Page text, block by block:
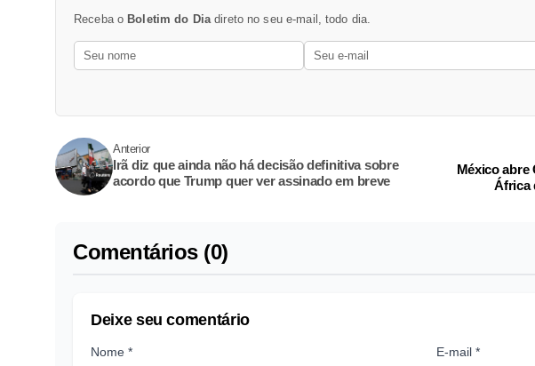
Receba o Boletim do Diadireto no seu e-mail, todo dia.
Anterior
Irã diz que ainda não há decisão definitiva sobre
acordo que Trump quer ver assinado em breve
México abre
África
Comentários (0)
Deixe seu comentário
Nome * E-mail *